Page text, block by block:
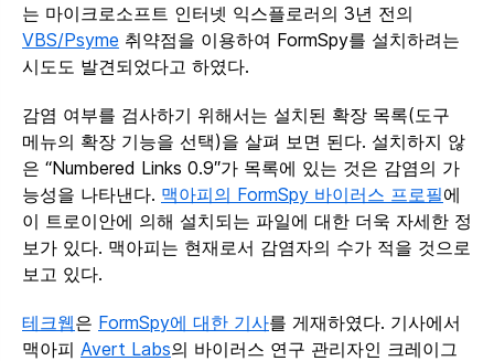
는 마이크로소프트 인터넷 익스플로러의 3년 전의
VBS/Psyme 취약점을 이용하여 FormSpy를 설치하려는
시도도 발견되었다고 하였다.
감염 여부를 검사하기 위해서는 설치된 확장 목록(도구
메뉴의 확장 기능을 선택)을 살펴 보면 된다. 설치하지 않
은 “Numbered Links 0.9″가 목록에 있는 것은 감염의 가
능성을 나타낸다. 맥아피의 FormSpy 바이러스 프로필에
이 트로이안에 의해 설치되는 파일에 대한 더욱 자세한 정
보가 있다. 맥아피는 현재로서 감염자의 수가 적을 것으로
보고 있다.
테크웹은 FormSpy에 대한 기사를 게재하였다. 기사에서
맥아피 Avert Labs의 바이러스 연구 관리자인 크레이그